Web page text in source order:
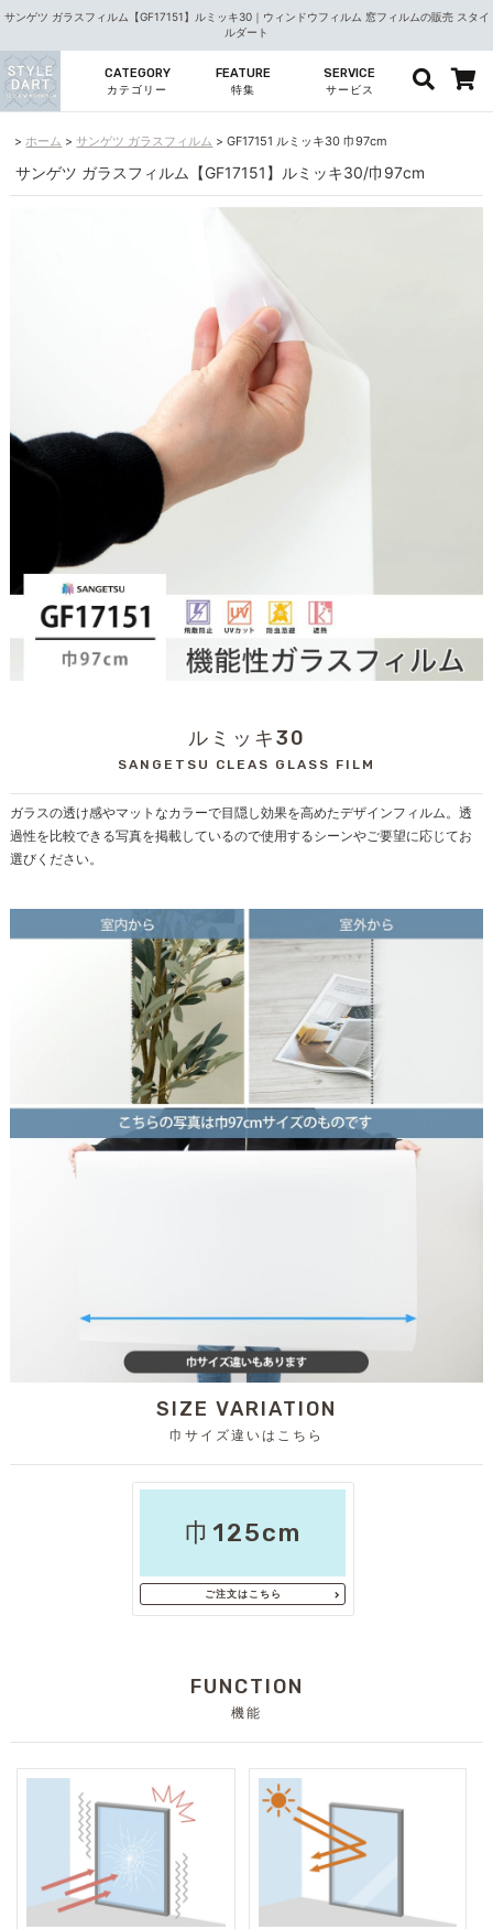
サンゲツ ガラスフィルム【GF17151】ルミッキ30｜ウィンドウフィルム 窓フィルムの販売 スタイ
ルダート
CATEGORY
カテゴリー
FEATURE
特集
SERVICE
サービス
ホーム サンゲツ ガラスフィルム GF17151 ルミッキ30 巾97cm
サンゲツ ガラスフィルム【GF17151】ルミッキ30/巾97cm
ルミッキ30
SANGETSU CLEAS GLASS FILM
ガラスの透け感やマットなカラーで目隠し効果を高めたデザインフィルム。透
過性を比較できる写真を掲載しているので使用するシーンやご要望に応じてお
選びください。
SIZE VARIATION
巾サイズ違いはこちら
巾125cm
ご注文はこちら
FUNCTION
機能